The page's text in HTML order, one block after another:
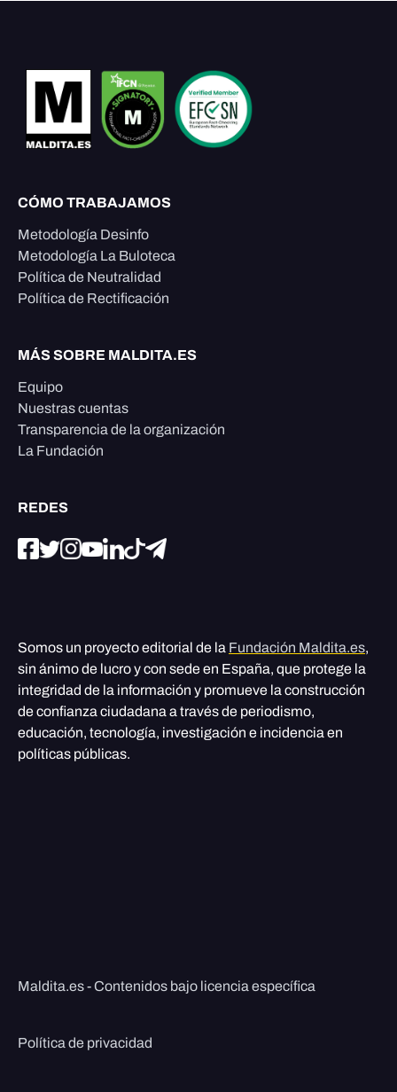
CÓMO TRABAJAMOS
Metodología Desinfo
Metodología La Buloteca
Política de Neutralidad
Política de Rectificación
MÁS SOBRE MALDITA.ES
Equipo
Nuestras cuentas
Transparencia de la organización
La Fundación
REDES
Somos un proyecto editorial de la Fundación Maldita.es,
sin ánimo de lucro y con sede en España, que protege la
integridad de la información y promueve la construcción
de confianza ciudadana a través de periodismo,
educación, tecnología, investigación e incidencia en
políticas públicas.
Maldita.es - Contenidos bajo licencia específica
Política de privacidad